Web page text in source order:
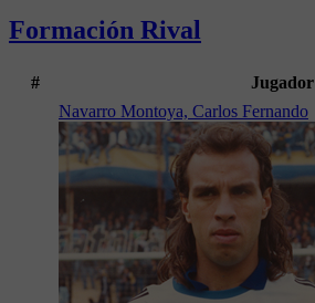
Formación Rival
#
Jugador
Navarro Montoya, Carlos Fernando